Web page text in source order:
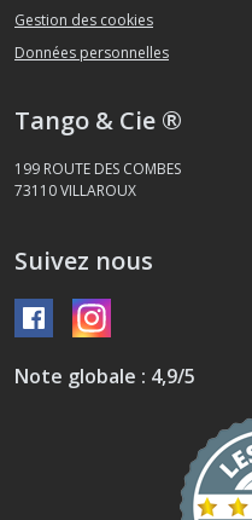
Gestion des cookies
Données personnelles
Tango & Cie ®
199 ROUTE DES COMBES
73110VILLAROUX
Suivez nous
Note globale : 4,9/5